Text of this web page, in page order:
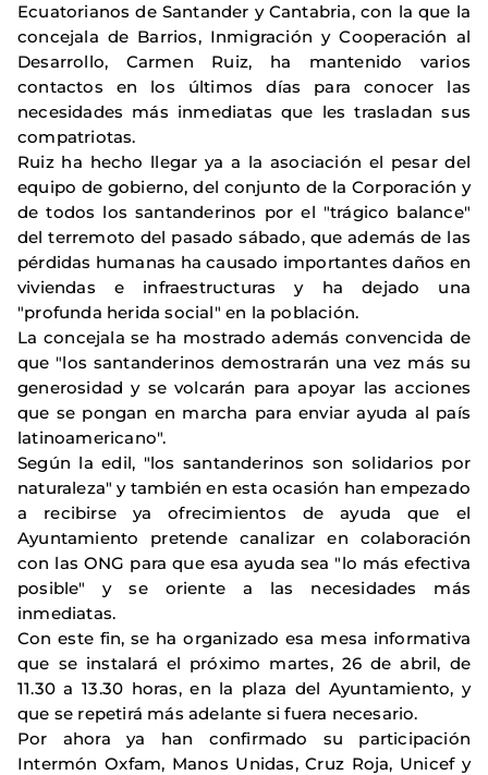
Ecuatorianos de Santander y Cantabria, con la que la
concejala de Barrios, Inmigración y Cooperación al
Desarrollo, Carmen Ruiz, ha mantenido varios
contactos en los últimos días para conocer las
necesidades más inmediatas que les trasladan sus
compatriotas.
Ruiz ha hecho llegar ya a la asociación el pesar del
equipo de gobierno, del conjunto de la Corporación y
de todos los santanderinos por el "trágico balance"
del terremoto del pasado sábado, que además de las
pérdidas humanas ha causado importantes daños en
viviendas e infraestructuras y ha dejado una
"profunda herida social" en la población.
La concejala se ha mostrado además convencida de
que "los santanderinos demostrarán una vez más su
generosidad y se volcarán para apoyar las acciones
que se pongan en marcha para enviar ayuda al país
latinoamericano".
Según la edil, "los santanderinos son solidarios por
naturaleza" y también en esta ocasión han empezado
a recibirse ya ofrecimientos de ayuda que el
Ayuntamiento pretende canalizar en colaboración
con las ONG para que esa ayuda sea "lo más efectiva
posible" y se oriente a las necesidades más
inmediatas.
Con este fin, se ha organizado esa mesa informativa
que se instalará el próximo martes, 26 de abril, de
11.30 a 13.30 horas, en la plaza del Ayuntamiento, y
que se repetirá más adelante si fuera necesario.
Por ahora ya han confirmado su participación
Intermón Oxfam, Manos Unidas, Cruz Roja, Unicef y